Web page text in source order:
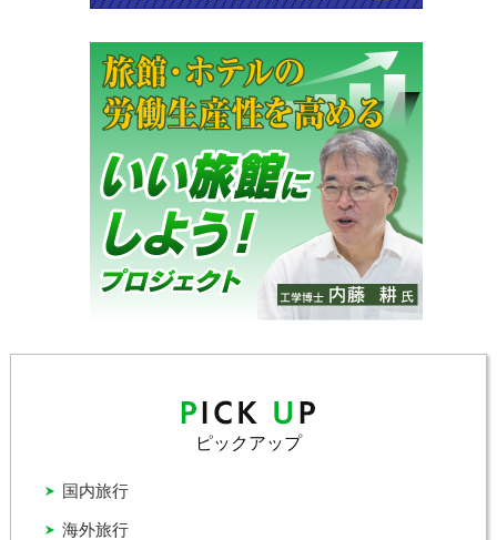
ピックアップ
国内旅行
海外旅行